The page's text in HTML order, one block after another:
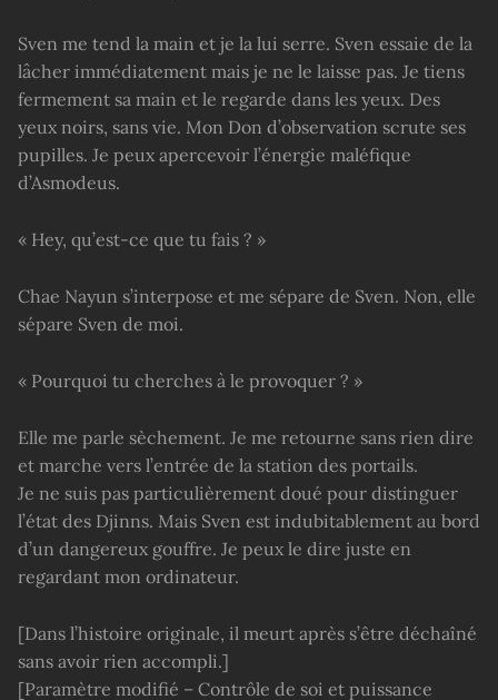
Sven me tend la main et je la lui serre. Sven essaie de la
lâcher immédiatement mais je ne le laisse pas. Je tiens
fermement sa main et le regarde dans les yeux. Des
yeux noirs, sans vie. Mon Don d’observation scrute ses
pupilles. Je peux apercevoir l’énergie maléfique
d’Asmodeus.
« Hey, qu’est-ce que tu fais ? »
Chae Nayun s’interpose et me sépare de Sven. Non, elle
sépare Sven de moi.
« Pourquoi tu cherches à le provoquer ? »
Elle me parle sèchement. Je me retourne sans rien dire
et marche vers l’entrée de la station des portails.
Je ne suis pas particulièrement doué pour distinguer
l’état des Djinns. Mais Sven est indubitablement au bord
d’un dangereux gouffre. Je peux le dire juste en
regardant mon ordinateur.
[Dans l’histoire originale, il meurt après s’être déchaîné
sans avoir rien accompli.]
[Paramètre modifié – Contrôle de soi et puissance